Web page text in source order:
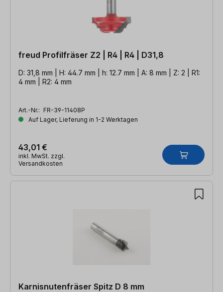
freud Profilfräser Z2 | R4 | R4 | D31,8
D: 31,8 mm | H: 44.7 mm | h: 12.7 mm | A: 8 mm | Z: 2 | R1:
4 mm | R2: 4 mm
Art.-Nr.: FR-39-11408P
Auf Lager, Lieferung in 1-2 Werktagen
43,01 €
inkl. MwSt. zzgl.
Versandkosten
Karnisnutenfräser Spitz D 8 mm